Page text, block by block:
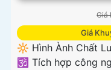
Giá
Giá
🔆 Hình Ành Chất
🕉️ Tích hợp công